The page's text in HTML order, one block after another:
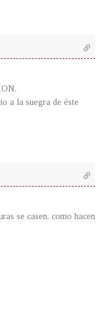
a la suegra de éste
se casen, como hacen